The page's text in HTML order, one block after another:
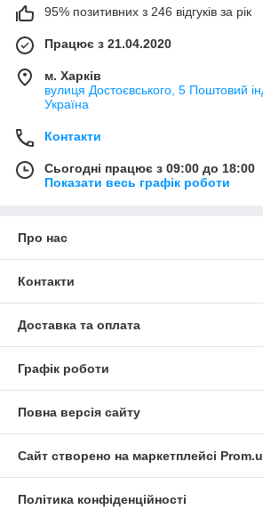
95% позитивних з 246 відгуків за рік
Працює з 21.04.2020
м. Харків
вулиця Достоєвського, 5 Поштовий
Україна
Контакти
Сьогодні працює з 09:00 до 18:00
Показати весь графік роботи
Про нас
Контакти
Доставка та оплата
Графік роботи
Повна версія сайту
Сайт створено на маркетплейсі
Політика конфіденційності